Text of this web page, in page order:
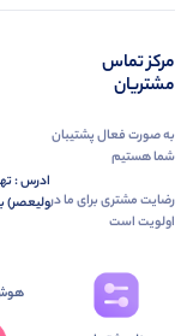
مرکز تماس
مشتریان
به صورت فعال پشتیبان
شما هستیم
رضایت مشتری برای ما در
اولویت است
ادرس :
ولیعصر)